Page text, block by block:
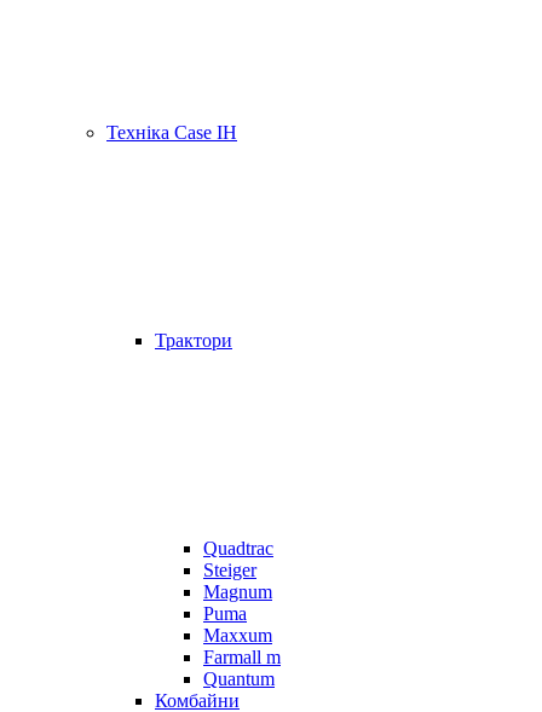
Техніка Case IH
Трактори
Quadtrac
Steiger
Magnum
Puma
Maxxum
Farmall m
Quantum
Комбайни